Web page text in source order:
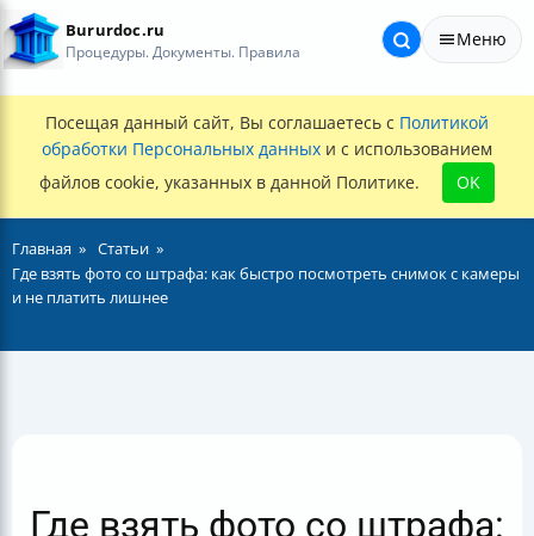
Bururdoc.ru
Процедуры. Документы. Правила
Меню
Посещая данный сайт, Вы соглашаетесь с Политикой
обработки Персональных данных и с использованием
файлов cookie, указанных в данной Политике.
OK
Главная
Статьи
Где взять фото со штрафа: как быстро посмотреть снимок с камеры
и не платить лишнее
Где взять фото со штрафа: